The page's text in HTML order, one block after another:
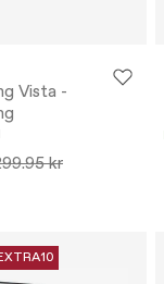
Vista -
kr